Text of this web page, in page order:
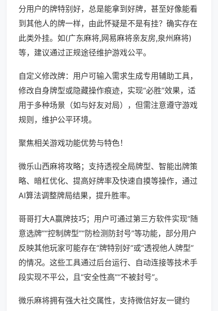
分用户的牌特别好，总是能拿到好牌，甚至好像能看
到其他人的牌一样，由此怀疑是不是有挂？确实存在
此类外挂。如(广东麻将,网易麻将亲友房,泉州麻将)
等，建议通过正规途径维护游戏公平。
自定义修改牌：用户可输入需求生成专用辅助工具，
修改自身牌型或隐藏操作痕迹，实现“必胜”效果，适
用于多种场景（如与好友对局），但需注意遵守游戏
规则，维护公平环境。
聚焦相关游戏功能优势与特色！
微乐山西麻将攻略；支持透视全局牌型、智能出牌策
略、暗杠优化、提高好牌率及快速自摸等操作，通过
AI算法调整牌局结果，提升胜率。
哥哥打大A赢牌技巧；用户可通过第三方软件实现“随
意选牌”“控制牌型”“防检测防封号”等功能，部分用户
反映其他玩家可能存在“牌特别好”或“透视他人牌型”
的情况。这些工具通过后台运行、自动连接等技术手
段实现不平公，且“安全性高”“不被封号”。
微乐麻将拥有强大社交属性，支持微信好友一键约